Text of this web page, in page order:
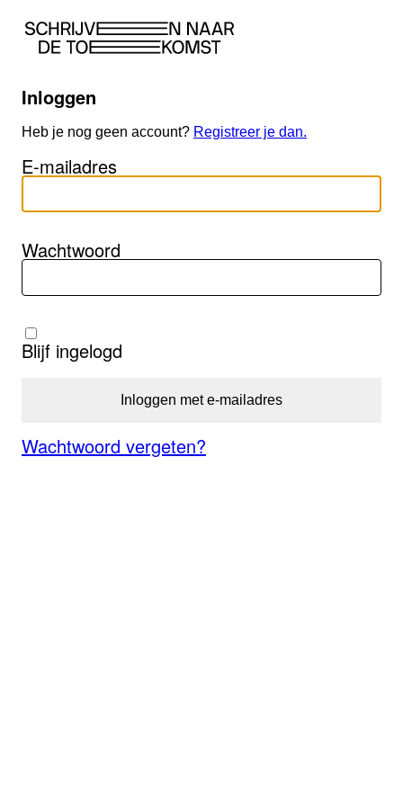
Inloggen
Heb je nog geen account? Registreer je dan.
E-mailadres
Wachtwoord
Blijf ingelogd
Inloggen met e-mailadres
Wachtwoord vergeten?